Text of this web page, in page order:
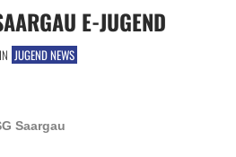
E-JUGEND
IN JUGEND NEWS
Saargau